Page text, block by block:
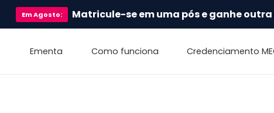
EmAgosto: Matricule-se em uma pós e ganhe outra
Ementa Como funciona Credenciamento